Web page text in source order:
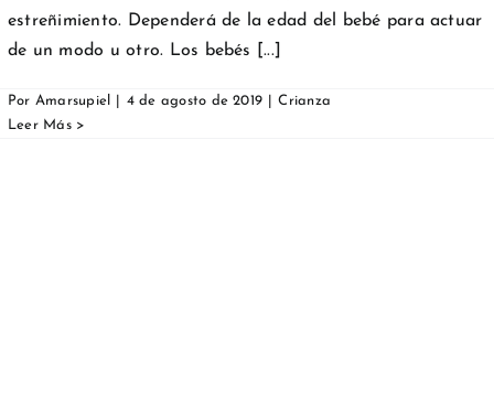
estreñimiento. Dependerá de la edad del bebé para actuar
de un modo u otro. Los bebés [...]
Por Amarsupiel 4 de agosto de 2019 Crianza